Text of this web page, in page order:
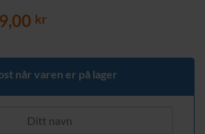
kr.
krNåværende
er:
229,00 kr.
når varen er på lager